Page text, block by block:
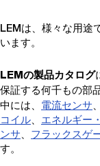
LEMは、様々な用途
います。
LEMの製品カタログ
保証する何千もの部
中には、 電流センサ
コイル
エネルギー
ンサ
フラックスゲ
す。